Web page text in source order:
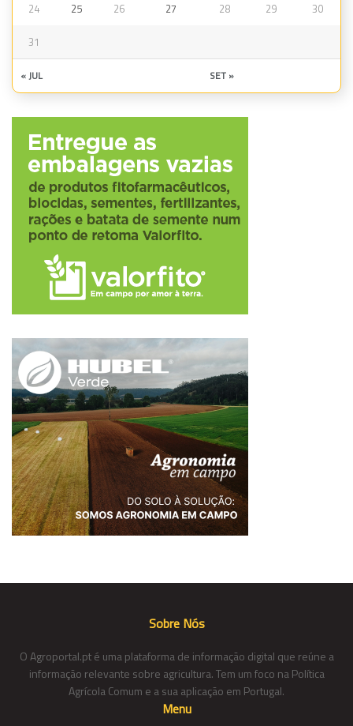
24 25 26 27 28 29 30
31
« JUL SET »
Sobre Nós
O Agroportal.pt é uma plataforma de informação digital que reúne a
informação relevante sobre agricultura. Tem um foco na Política
Agrícola Comum e a sua aplicação em Portugal.
Menu